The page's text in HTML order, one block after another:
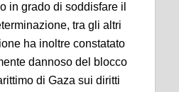
in grado di soddisfare il
tra gli altri
ha inoltre constatato
dannoso del blocco
di Gaza sui diritti